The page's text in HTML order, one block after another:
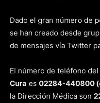
Dado el gran número de
se han creado desde
de mensajes vía Twitter
El número de teléfono del
Cura es 02284-440800
la Dirección Médica son